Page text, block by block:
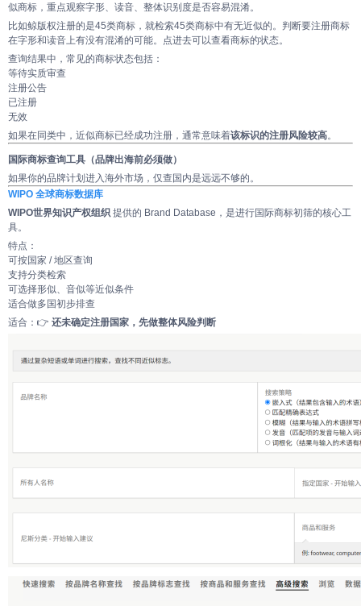
似商标，重点观察字形、读音、整体识别度是否容易混淆。
比如鲸版权注册的是45类商标，就检索45类商标中有无近似的。判断要注册商标
在字形和读音上有没有混淆的可能。点进去可以查看商标的状态。
查询结果中，常见的商标状态包括：
等待实质审查
注册公告
已注册
无效
如果在同类中，近似商标已经成功注册，通常意味着该标识的注册风险较高。
国际商标查询工具（品牌出海前必须做）
如果你的品牌计划进入海外市场，仅查国内是远远不够的。
WIPO 全球商标数据库
WIPO世界知识产权组织 提供的 Brand Database，是进行国际商标初筛的核心工
具。
特点：
可按国家 / 地区查询
支持分类检索
可选择形似、音似等近似条件
适合做多国初步排查
适合：👉 还未确定注册国家，先做整体风险判断